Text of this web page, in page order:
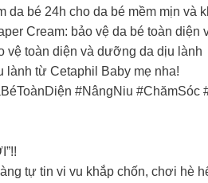
bé 24h cho da bé mềm mịn và
Cream: bảo vệ da bé toàn
vệ toàn diện và dưỡng da dịu lành
lành từ Cetaphil Baby mẹ nha!
#NângNiu
tự tin vi vu khắp chốn, chơi hè